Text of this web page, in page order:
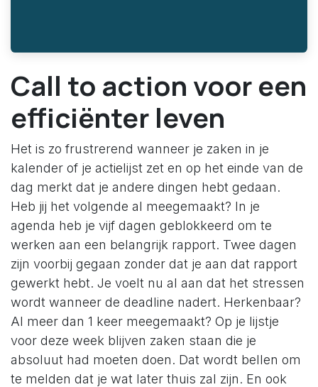
Call to action voor een
efficiënter leven
Het is zo frustrerend wanneer je zaken in je
kalender of je actielijst zet en op het einde van de
dag merkt dat je andere dingen hebt gedaan.
Heb jij het volgende al meegemaakt? In je
agenda heb je vijf dagen geblokkeerd om te
werken aan een belangrijk rapport. Twee dagen
zijn voorbij gegaan zonder dat je aan dat rapport
gewerkt hebt. Je voelt nu al aan dat het stressen
wordt wanneer de deadline nadert. Herkenbaar?
Al meer dan 1 keer meegemaakt? Op je lijstje
voor deze week blijven zaken staan die je
absoluut had moeten doen. Dat wordt bellen om
te melden dat je wat later thuis zal zijn. En ook